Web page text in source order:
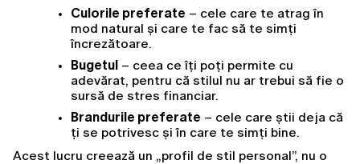
Culorile preferate – cele care te atrag în
mod natural și care te fac să te simți
încrezătoare.
Bugetul – ceea ce îți poți permite cu
adevărat, pentru că stilul nu ar trebui să fie o
sursă de stres financiar.
Brandurile preferate – cele care știi deja că
ți se potrivesc și în care te simți bine.
Acest lucru creează un „profil de stil personal”, nu o